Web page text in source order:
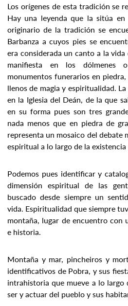
Los orígenes de esta tradición se
Hay una leyenda que la sitúa
originario de la tradición se
Barbanza a cuyos pies se
era considerada un canto a la
manifiesta en los dólmenes o
monumentos funerarios en
llenos de magia y espiritualidad.
en la Iglesia del Deán, de la que
en su forma pues son tres
nada menos que en piedra de
representa un mosaico del debate
espiritual a lo largo de la existencia
Podemos pues identificar y
dimensión espiritual de las
buscado desde siempre un
vida. Espiritualidad que siempre
montaña, lugar de encuentro con
e historia.
Montaña y mar, pincheiros y
identificativos de Pobra, y sus
intrahistoria que mueve a lo largo
ser y actuar del pueblo y sus